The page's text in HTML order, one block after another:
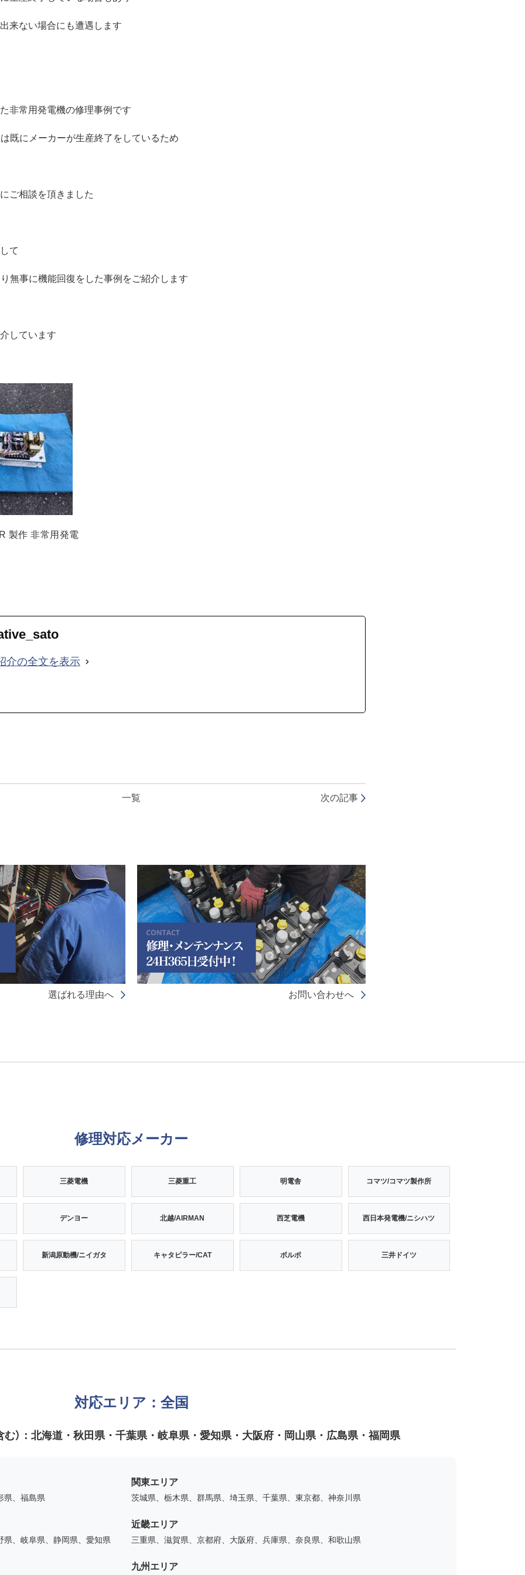
来ない場合にも遭遇します
非常用発電機の修理事例です
既にメーカーが生産終了をしているため
ご相談を頂きました
て
無事に機能回復をした事例をご紹介します
しています
製作 非常用発電
介の全文を表示
一覧 次の記事
選ばれる理由へ お問い合わせへ
修理対応メーカー
三菱電機 三菱重工 明電舎 コマツ/コマツ製作所
デンヨー 北越/AIRMAN 西芝電機 西日本発電機/ニシハツ
新潟原動機/ニイガタ キャタピラー/CAT ボルボ 三井ドイツ
対応エリア：全国
）： 北海道・秋田県・千葉県・岐阜県・愛知県・大阪府・岡山県・広島県・福岡県
県、福島県
関東エリア
茨城県、栃木県、群馬県、埼玉県、千葉県、東京都、神奈川県
、岐阜県、静岡県、愛知県
近畿エリア
三重県、滋賀県、京都府、大阪府、兵庫県、奈良県、和歌山県
九州エリア